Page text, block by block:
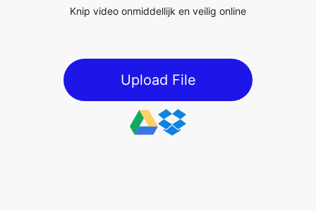
Upload File